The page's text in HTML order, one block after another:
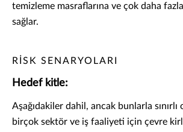
temizleme masraflarına ve çok daha
sağlar.
RİSK SENARYOLARI
Hedef kitle:
Aşağıdakiler dahil, ancak bunlarla sınırlı
birçok sektör ve iş faaliyeti için çevre